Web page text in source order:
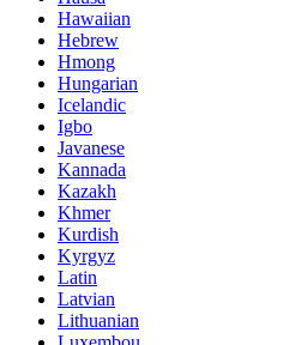
Hawaiian
Hebrew
Hmong
Hungarian
Icelandic
Igbo
Javanese
Kannada
Kazakh
Khmer
Kurdish
Kyrgyz
Latin
Latvian
Lithuanian